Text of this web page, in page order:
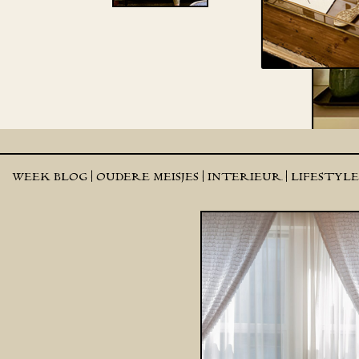
WEEK BLOG | OUDERE MEISJES | INTERIEUR | LIFESTYLE